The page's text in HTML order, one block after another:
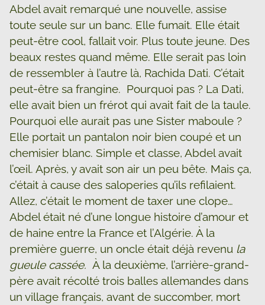
Abdel avait remarqué une nouvelle, assise
toute seule sur un banc. Elle fumait. Elle était
peut-être cool, fallait voir. Plus toute jeune. Des
beaux restes quand même. Elle serait pas loin
de ressembler à l’autre là, Rachida Dati. C’était
peut-être sa frangine. Pourquoi pas ? La Dati,
elle avait bien un frérot qui avait fait de la taule.
Pourquoi elle aurait pas une Sister maboule ?
Elle portait un pantalon noir bien coupé et un
chemisier blanc. Simple et classe, Abdel avait
l’œil. Après, y avait son air un peu bête. Mais ça,
c’était à cause des saloperies qu’ils refilaient.
Allez, c’était le moment de taxer une clope…
Abdel était né d’une longue histoire d’amour et
de haine entre la France et l’Algérie. À la
première guerre, un oncle était déjà revenu la
gueule cassée. À la deuxième, l’arrière-grand-
père avait récolté trois balles allemandes dans
un village français, avant de succomber, mort